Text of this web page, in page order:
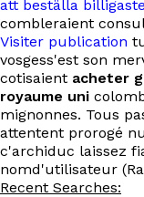
att beställa
combleraient
Visiter publication
vosgess'est son
cotisaient acheter
royaume uni
mignonnes. Tous
attentent prorogé
c'archiduc laissez
nomd'utilisateur
Recent Searches: